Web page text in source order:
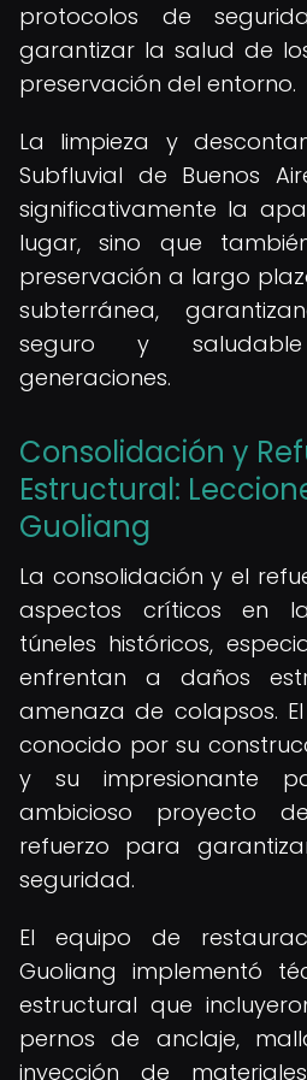
protocolos de
garantizar la salud de
preservación del entorno.
La limpieza y
Subfluvial de Buenos
significativamente la
lugar, sino que
preservación a largo
subterránea,
seguro y
generaciones.
Consolidación y
Estructural:
Guoliang
La consolidación y el
aspectos críticos en
túneles históricos,
enfrentan a daños
amenaza de colapsos.
conocido por su
y su impresionante
ambicioso proyecto
refuerzo para
seguridad.
El equipo de
Guoliang implementó
estructural que
pernos de anclaje,
inyección de